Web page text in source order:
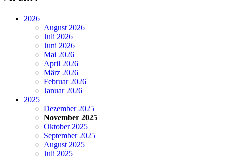
2026
August 2026
Juli 2026
Juni 2026
Mai 2026
April 2026
März 2026
Februar 2026
Januar 2026
2025
Dezember 2025
November 2025
Oktober 2025
September 2025
August 2025
Juli 2025